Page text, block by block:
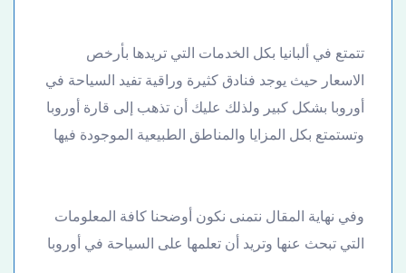
تتمتع في ألبانيا بكل الخدمات التي تريدها بأرخص
الاسعار حيث يوجد فنادق كثيرة وراقية تفيد السياحة في
أوروبا بشكل كبير ولذلك عليك أن تذهب إلى قارة أوروبا
وتستمتع بكل المزايا والمناطق الطبيعية الموجودة فيها
وفي نهاية المقال نتمنى نكون أوضحنا كافة المعلومات
التي تبحث عنها وتريد أن تعلمها على السياحة في أوروبا